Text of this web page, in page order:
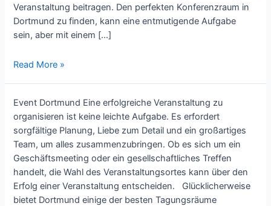
Veranstaltung beitragen. Den perfekten Konferenzraum in
Dortmund zu finden, kann eine entmutigende Aufgabe
sein, aber mit einem […]
From
Impressive:
Finding
the
Perfect
Konferenzraum
in
Dortmund
Read More »
Event Dortmund Eine erfolgreiche Veranstaltung zu
organisieren ist keine leichte Aufgabe. Es erfordert
sorgfältige Planung, Liebe zum Detail und ein großartiges
Team, um alles zusammenzubringen. Ob es sich um ein
Geschäftsmeeting oder ein gesellschaftliches Treffen
handelt, die Wahl des Veranstaltungsortes kann über den
Erfolg einer Veranstaltung entscheiden. Glücklicherweise
bietet Dortmund einige der besten Tagungsräume